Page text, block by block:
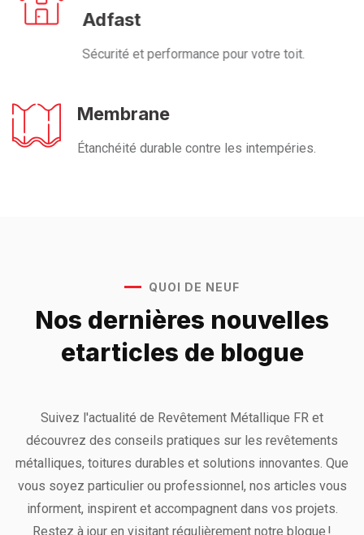
Adfast
Sécurité et performance pour votre toit.
Membrane
Étanchéité durable contre les intempéries.
QUOI DE NEUF
Nos dernières nouvelles
etarticles de blogue
Suivez l'actualité de Revêtement Métallique FR et
découvrez des conseils pratiques sur les revêtements
métalliques, toitures durables et solutions innovantes. Que
vous soyez particulier ou professionnel, nos articles vous
informent, inspirent et accompagnent dans vos projets.
Restez à jour en visitant régulièrement notre blogue !